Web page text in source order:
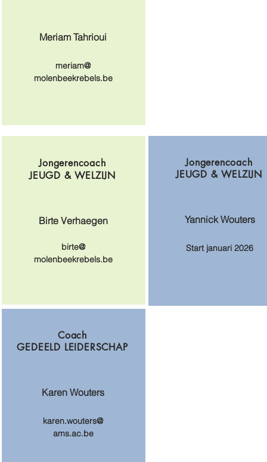
Meriam Tahrioui
meriam@
molenbeekrebels.be
Jongerencoach
JEUGD & WELZIJN
Birte Verhaegen
birte@​
molenbeekrebels.be​
Jongerencoach
JEUGD & WELZIJN
Yannick Wouters
Start januari 2026
Coach
GEDEELD LEIDERSCHAP
Karen Wouters
karen.wouters@
ams.ac.be